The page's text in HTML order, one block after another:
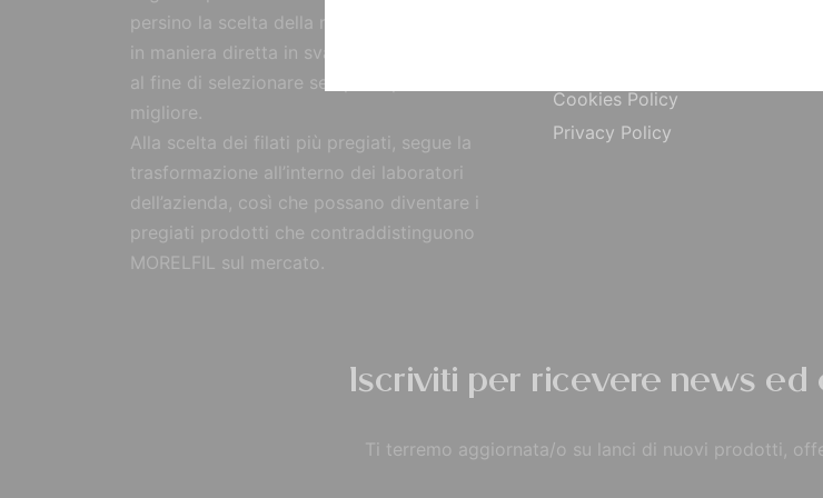
persino la scelta della materia prima, reperita
in maniera diretta in svariate parti del mondo
al fine di selezionare sempre il prodotto
migliore.
Alla scelta dei filati più pregiati, segue la
trasformazione all’interno dei laboratori
dell’azienda, così che possano diventare i
pregiati prodotti che contraddistinguono
MORELFIL sul mercato.
Cookies Policy
Privacy Policy
Iscriviti per ricevere news
Ti terremo aggiornata/o su lanci di nuovi prodotti,